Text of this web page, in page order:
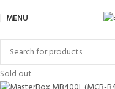
MENU
Sold out